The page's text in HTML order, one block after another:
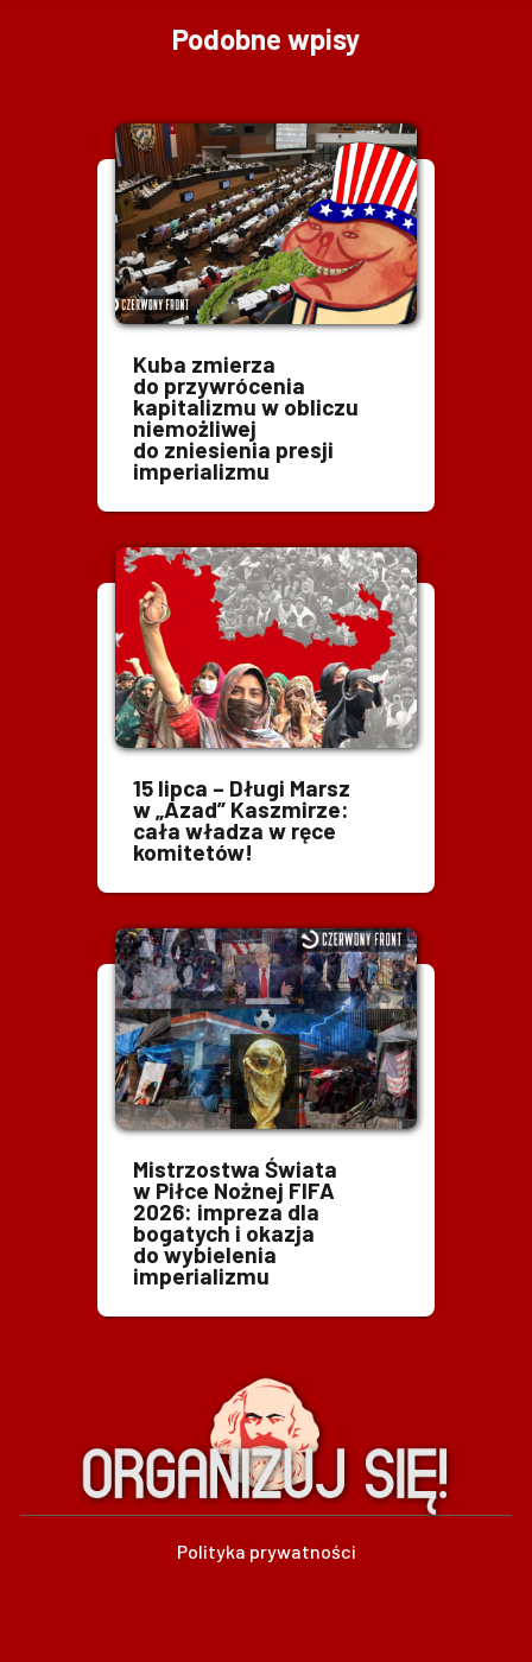
Podobne wpisy
Kuba zmierza
do przywrócenia
kapitalizmu w obliczu
niemożliwej
do zniesienia presji
imperializmu
15 lipca – Długi Marsz
w „Azad” Kaszmirze:
cała władza w ręce
komitetów!
Mistrzostwa Świata
w Piłce Nożnej FIFA
2026: impreza dla
bogatych i okazja
do wybielenia
imperializmu
Polityka prywatności